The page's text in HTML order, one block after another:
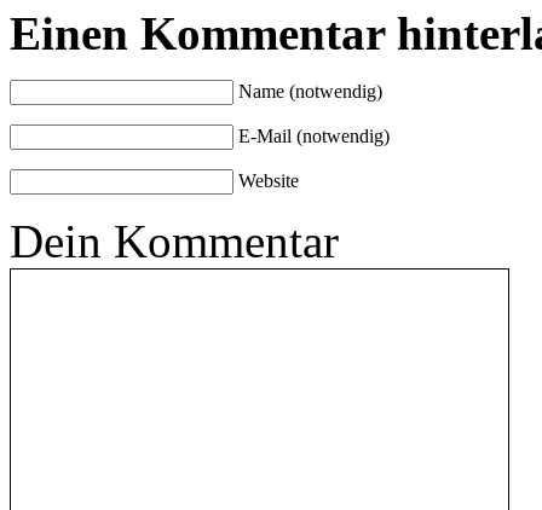
Einen Kommentar
Name (notwendig)
E-Mail (notwendig)
Website
Dein Kommentar